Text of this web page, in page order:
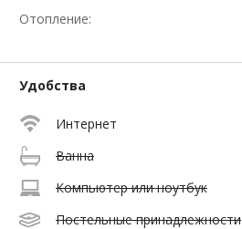
Отопление:
Удобства
Интернет
Ванна
Компьютер или ноутбук
Постельные принадлежности